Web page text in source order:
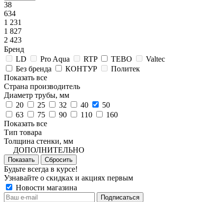
38
634
1 231
1 827
2 423
Бренд
LD
Pro Aqua RTP TEBO
Valtec
Без бренда
КОНТУР
Политек
Показать все
Страна производитель
Диаметр трубы, мм
20
25 32 40
50
63
75 90 110
160
Показать все
Тип товара
Толщина стенки, мм
ДОПОЛНИТЕЛЬНО
Показать Сбросить
Будьте всегда в курсе!
Узнавайте о скидках и акциях первым
Новости магазина